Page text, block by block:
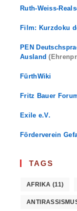
Ruth-Weiss-
Film: Kurzdoku
PEN
Ausland
FürthWiki
Fritz Bauer
Exile e.V.
Förderverein
TAGS
AFRIKA (11)